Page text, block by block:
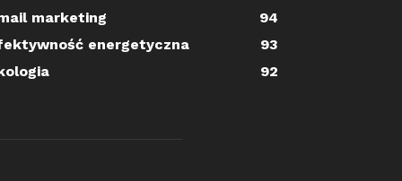
marketing
94
energetyczna
93
92